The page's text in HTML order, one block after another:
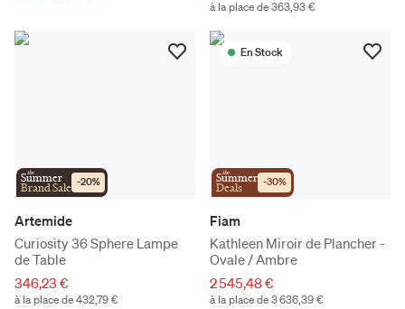
à la place de 363,93 €
the
Summer
Brand Sale -20%
Artemide
Curiosity 36 Sphere Lampe
de Table
346,23 €
à la place de 432,79 €
En Stock
the
Summer
Deals -30%
Fiam
Kathleen Miroir de Plancher -
Ovale / Ambre
2 545,48 €
à la place de 3 636,39 €